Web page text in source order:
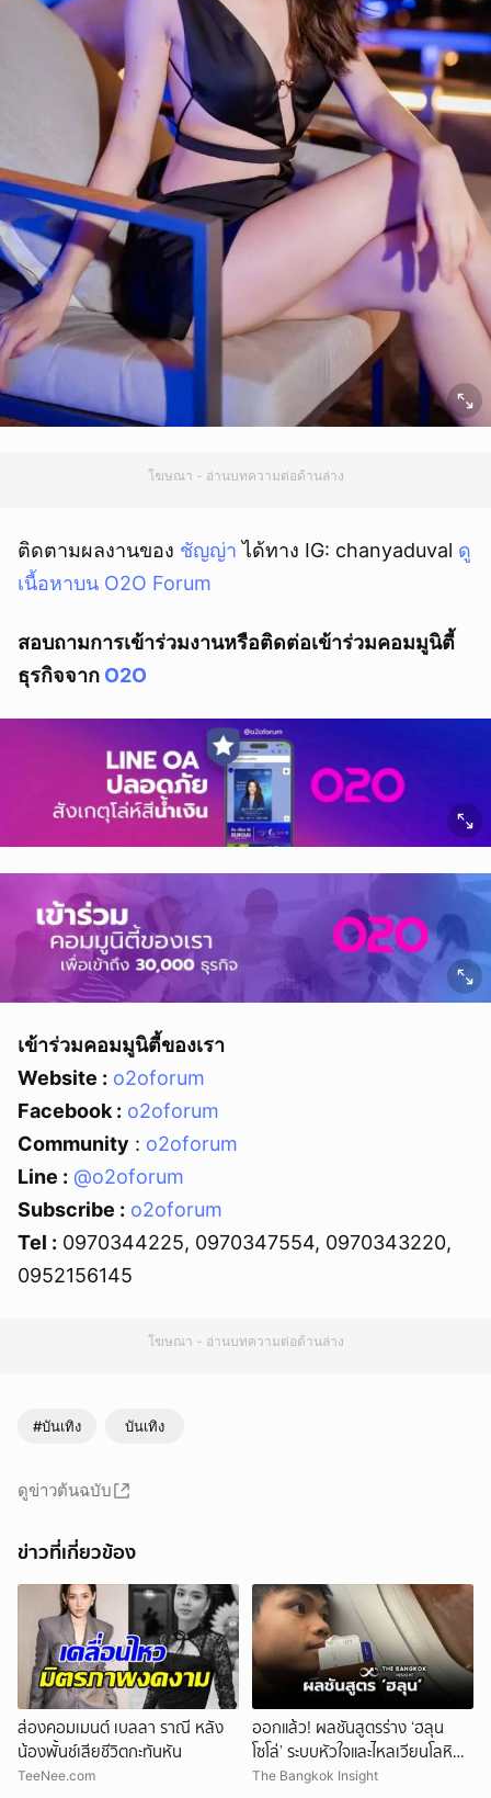
โฆษณา - อ่านบทความต่อด้านล่าง
ติดตามผลงานของ ชัญญ่า ได้ทาง IG: chanyaduval ดู
เนื้อหาบน O2O Forum
สอบถามการเข้าร่วมงานหรือติดต่อเข้าร่วมคอมมูนิตี้
ธุรกิจจาก O2O
เข้าร่วมคอมมูนิตี้ของเรา
Website : o2oforum
Facebook : o2oforum
Community : o2oforum
Line : @o2oforum
Subscribe : o2oforum
Tel : 0970344225, 0970347554, 0970343220,
0952156145
โฆษณา - อ่านบทความต่อด้านล่าง
#บันเทิง บันเทิง
ดูข่าวต้นฉบับ
ข่าวที่เกี่ยวข้อง
ส่องคอมเมนต์ เบลลา ราณี หลัง
น้องพั้นช์เสียชีวิตกะทันหัน
TeeNee.com
ออกแล้ว! ผลชันสูตรร่าง ‘ฮลุน
โซโล่’ ระบบหัวใจและไหลเวียนโลหิต
ล้มเหลว
The Bangkok Insight